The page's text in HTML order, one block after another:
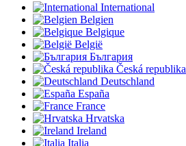
International
Belgien
Belgique
België
България
Česká republika
Deutschland
España
France
Hrvatska
Ireland
Italia